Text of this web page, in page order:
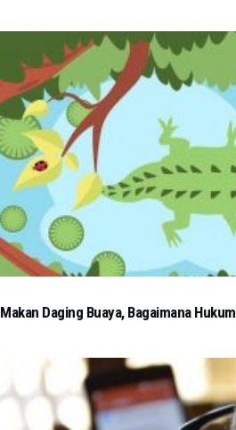
Makan Daging Buaya, Bagaimana